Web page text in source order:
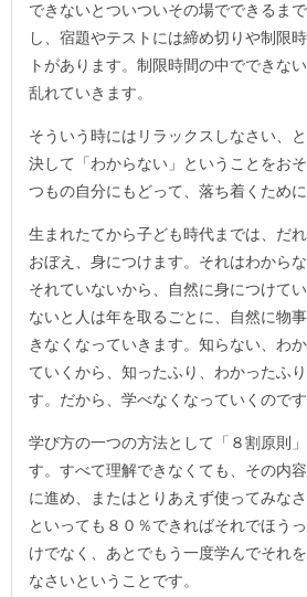
できないとついついその場でできるま
し、宿題やテストには締め切りや制限
トがあります。制限時間の中でできな
乱れていきます。
そういう時にはリラックスしなさい、
決して「わからない」ということをお
つもの自分にもどって、落ち着くために
生まれたてから子ども時代までは、だ
おぼえ、身につけます。それはわから
それていないから、自然に身につけて
ないと人は年を取るごとに、自然に物
きなくなっていきます。知らない、わ
ていくから、知ったふり、わかったふ
す。だから、学べなくなっていくのです
学び方の一つの方法として「８割原則
す。すべて理解できなくても、その内
に進め、またはとりあえず使ってみな
といっても８０％できればそれでほう
けでなく、あとでもう一度学んでそれ
なさいということです。